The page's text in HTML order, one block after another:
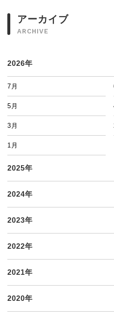
アーカイブ
ARCHIVE
2026年
7月
5月
3月
1月
2025年
2024年
2023年
2022年
2021年
2020年